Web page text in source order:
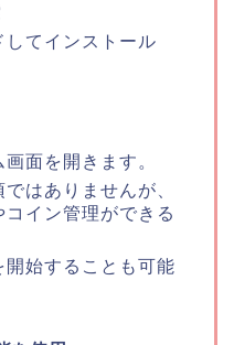
してインストール
面を開きます。
はありませんが、
イン管理ができる
開始することも可能